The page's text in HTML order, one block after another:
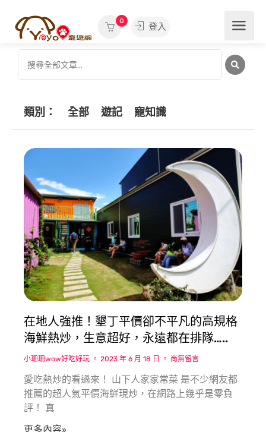
0
登入
類別： 全部 遊記 寵知識
在地人強推！墾丁平價卻不平凡的高規格
海鮮熱炒，生意超好，永遠都在排隊…..
小珊珊wow好吃好玩 2023 年 6 月 18 日 尚無留言
愛吃熱炒的看過來！ 山下人家家常菜 是不少網友都
推薦的超人氣平價海鮮現炒，在網路上幾乎是零負
評！ 真
更多內容»